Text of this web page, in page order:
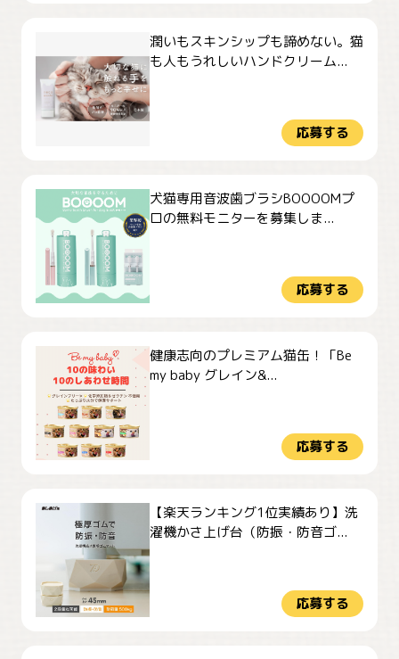
潤いもスキンシップも諦めない。猫
も人もうれしいハンドクリーム...
応募する
犬猫専用音波歯ブラシBOOOOMプ
ロの無料モニターを募集しま...
応募する
健康志向のプレミアム猫缶！「Be
my baby グレイン&...
応募する
【楽天ランキング1位実績あり】洗
濯機かさ上げ台（防振・防音ゴ...
応募する